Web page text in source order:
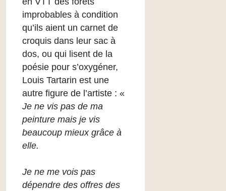
improbables à condition
qu’ils aient un carnet de
croquis dans leur sac à
dos, ou qui lisent de la
poésie pour s’oxygéner,
Louis Tartarin est une
autre figure de l’artiste : «
Je ne vis pas de ma
peinture mais je vis
beaucoup mieux grâce à
elle.
Je ne me vois pas
dépendre des offres des